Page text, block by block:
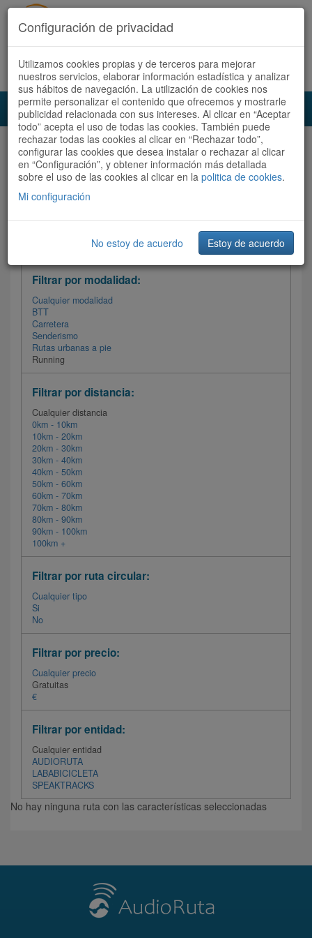
Acceder Registrate ahora Español | Català
Audioruta Todas las rutas
Todas las rutas Ordenar por:Más recientes
Filtrar las rutas
Filtrar por modalidad:
Cualquier modalidad
BTT
Carretera
Senderismo
Rutas urbanas a pie
Running
Filtrar por distancia:
Cualquier distancia
0km - 10km
10km - 20km
20km - 30km
30km - 40km
40km - 50km
50km - 60km
60km - 70km
70km - 80km
80km - 90km
90km - 100km
100km +
Filtrar por ruta circular:
Cualquier tipo
Si
No
Filtrar por precio:
Cualquier precio
Gratuitas
€
Filtrar por entidad:
Cualquier entidad
AUDIORUTA
LABABICICLETA
SPEAKTRACKS
No hay ninguna ruta con las características seleccionadas
Configuración de privacidad
Utilizamos cookies propias y de terceros para mejorar
nuestros servicios, elaborar información estadística y analizar
sus hábitos de navegación. La utilización de cookies nos
permite personalizar el contenido que ofrecemos y mostrarle
publicidad relacionada con sus intereses. Al clicar en “Aceptar
todo” acepta el uso de todas las cookies. También puede
rechazar todas las cookies al clicar en “Rechazar todo”,
configurar las cookies que desea instalar o rechazar al clicar
en “Configuración”, y obtener información más detallada
sobre el uso de las cookies al clicar en la politica de cookies.
Mi configuración
No estoy de acuerdo Estoy de acuerdo